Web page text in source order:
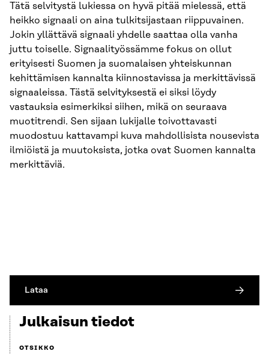
Tätä selvitystä lukiessa on hyvä pitää mielessä, että
heikko signaali on aina tulkitsijastaan riippuvainen.
Jokin yllättävä signaali yhdelle saattaa olla vanha
juttu toiselle. Signaalityössämme fokus on ollut
erityisesti Suomen ja suomalaisen yhteiskunnan
kehittämisen kannalta kiinnostavissa ja merkittävissä
signaaleissa. Tästä selvityksestä ei siksi löydy
vastauksia esimerkiksi siihen, mikä on seuraava
muotitrendi. Sen sijaan lukijalle toivottavasti
muodostuu kattavampi kuva mahdollisista nousevista
ilmiöistä ja muutoksista, jotka ovat Suomen kannalta
merkittäviä.
Lataa
Julkaisun tiedot
OTSIKKO